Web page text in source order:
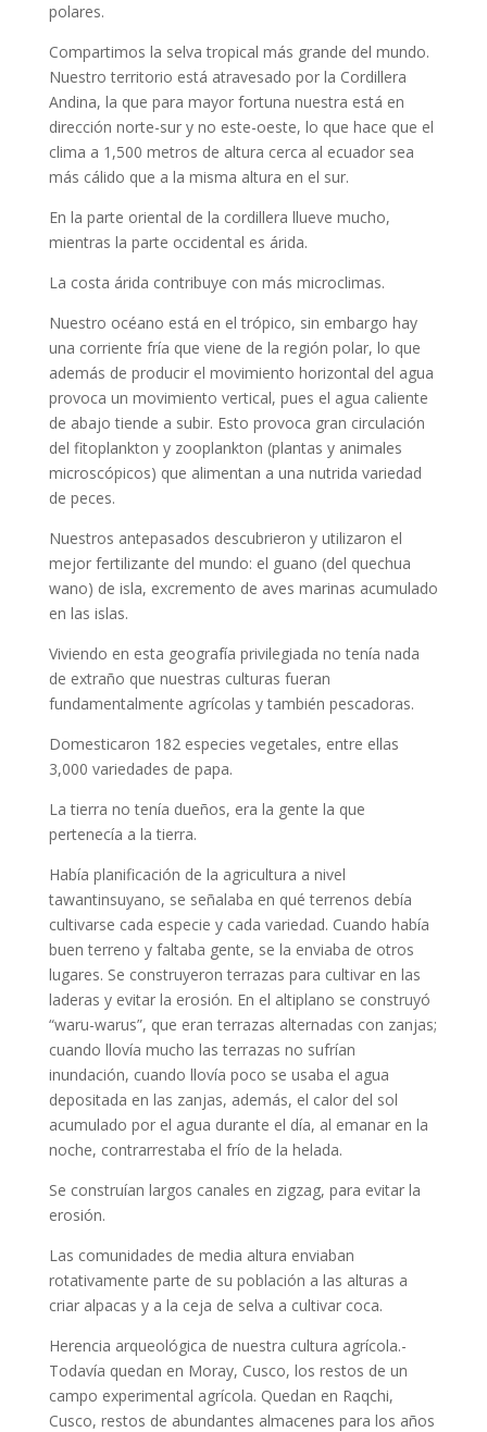
polares.
Compartimos la selva tropical más grande del mundo.
Nuestro territorio está atravesado por la Cordillera
Andina, la que para mayor fortuna nuestra está en
dirección norte-sur y no este-oeste, lo que hace que el
clima a 1,500 metros de altura cerca al ecuador sea
más cálido que a la misma altura en el sur.
En la parte oriental de la cordillera llueve mucho,
mientras la parte occidental es árida.
La costa árida contribuye con más microclimas.
Nuestro océano está en el trópico, sin embargo hay
una corriente fría que viene de la región polar, lo que
además de producir el movimiento horizontal del agua
provoca un movimiento vertical, pues el agua caliente
de abajo tiende a subir. Esto provoca gran circulación
del fitoplankton y zooplankton (plantas y animales
microscópicos) que alimentan a una nutrida variedad
de peces.
Nuestros antepasados descubrieron y utilizaron el
mejor fertilizante del mundo: el guano (del quechua
wano) de isla, excremento de aves marinas acumulado
en las islas.
Viviendo en esta geografía privilegiada no tenía nada
de extraño que nuestras culturas fueran
fundamentalmente agrícolas y también pescadoras.
Domesticaron 182 especies vegetales, entre ellas
3,000 variedades de papa.
La tierra no tenía dueños, era la gente la que
pertenecía a la tierra.
Había planificación de la agricultura a nivel
tawantinsuyano, se señalaba en qué terrenos debía
cultivarse cada especie y cada variedad. Cuando había
buen terreno y faltaba gente, se la enviaba de otros
lugares. Se construyeron terrazas para cultivar en las
laderas y evitar la erosión. En el altiplano se construyó
“waru-warus”, que eran terrazas alternadas con zanjas;
cuando llovía mucho las terrazas no sufrían
inundación, cuando llovía poco se usaba el agua
depositada en las zanjas, además, el calor del sol
acumulado por el agua durante el día, al emanar en la
noche, contrarrestaba el frío de la helada.
Se construían largos canales en zigzag, para evitar la
erosión.
Las comunidades de media altura enviaban
rotativamente parte de su población a las alturas a
criar alpacas y a la ceja de selva a cultivar coca.
Herencia arqueológica de nuestra cultura agrícola.-
Todavía quedan en Moray, Cusco, los restos de un
campo experimental agrícola. Quedan en Raqchi,
Cusco, restos de abundantes almacenes para los años